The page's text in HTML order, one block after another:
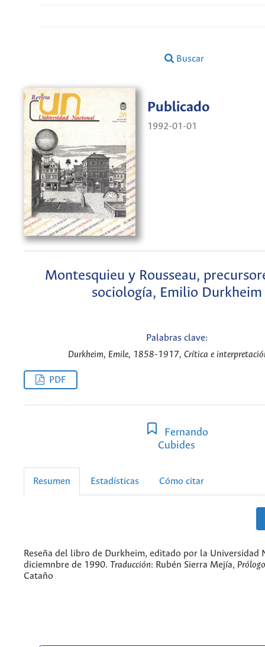
Buscar
Publicado
1992-01-01
Montesquieu y Rousseau,
sociología, Emilio Durkheim
Palabras clave:
Durkheim, Emile, 1858-1917, Crítica e
PDF
Fernando
Cubides
Resumen Estadísticas Cómo citar
Reseña del libro de Durkheim, editado por la Universidad
diciemnbre de 1990. Traducción: Rubén Sierra Mejía,
Cataño